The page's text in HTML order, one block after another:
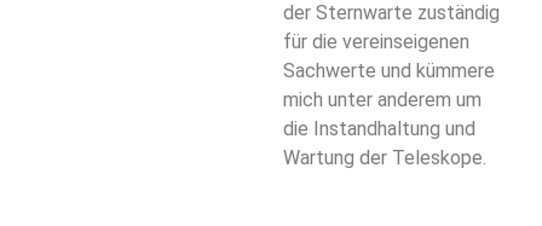
der Sternwarte zuständig
für die vereinseigenen
Sachwerte und kümmere
mich unter anderem um
die Instandhaltung und
Wartung der Teleskope.